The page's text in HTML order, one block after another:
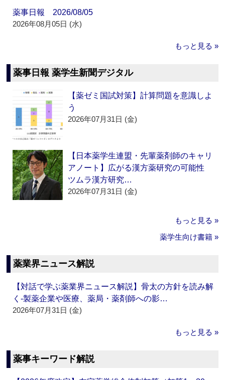
薬事日報 2026/08/05
2026年08月05日 (水)
もっと見る »
薬事日報 薬学生新聞デジタル
【薬ゼミ国試対策】計算問題を意識しよ
う
2026年07月31日 (金)
【日本薬学生連盟・先輩薬剤師のキャリ
アノート】広がる漢方薬研究の可能性
ツムラ漢方研究…
2026年07月31日 (金)
もっと見る »
薬学生向け書籍 »
薬業界ニュース解説
【対話で学ぶ薬業界ニュース解説】骨太の方針を読み解
く‐製薬企業や医療、薬局・薬剤師への影…
2026年07月31日 (金)
もっと見る »
薬事キーワード解説